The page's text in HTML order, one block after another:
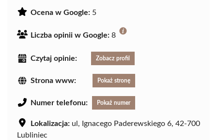
Ocena w Google: 5
Liczba opinii w Google: 8
Czytaj opinie: Zobacz profil
Strona www: Pokaż stronę
Numer telefonu: Pokaż numer
Lokalizacja: ul, Ignacego Paderewskiego 6, 42-700
Lubliniec